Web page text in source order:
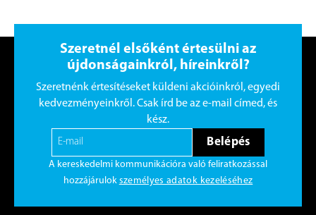
Szeretnél elsőként értesülni az
újdonságainkról, híreinkről?
Szeretnénk értesítéseket küldeni akcióinkról, egyedi
kedvezményeinkről. Csak írd be az e-mail címed, és
kész.
Belépés
A kereskedelmi kommunikációra való feliratkozással
hozzájárulok személyes adatok kezeléséhez